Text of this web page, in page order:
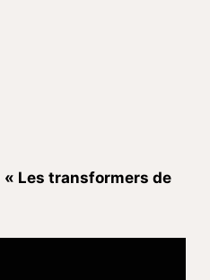
« Les transformers de